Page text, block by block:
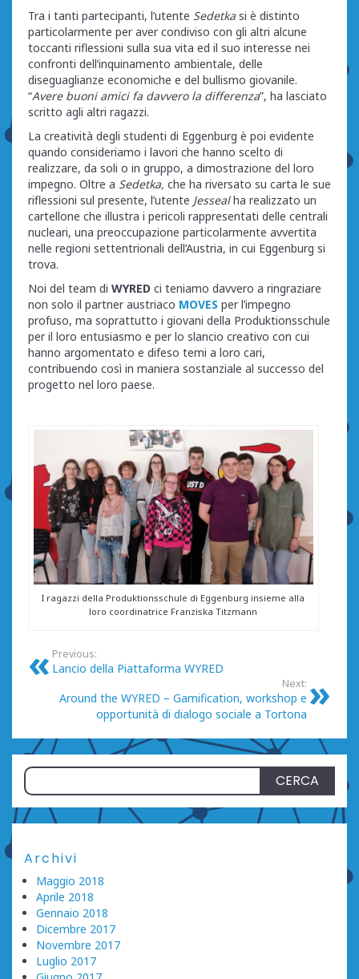
Tra i tanti partecipanti, l’utente Sedetka si è distinto
particolarmente per aver condiviso con gli altri alcune
toccanti riflessioni sulla sua vita ed il suo interesse nei
confronti dell’inquinamento ambientale, delle
diseguaglianze economiche e del bullismo giovanile.
“Avere buoni amici fa davvero la differenza”, ha lasciato
scritto agli altri ragazzi.
La creatività degli studenti di Eggenburg è poi evidente
quando consideriamo i lavori che hanno scelto di
realizzare, da soli o in gruppo, a dimostrazione del loro
impegno. Oltre a Sedetka, che ha riversato su carta le sue
riflessioni sul presente, l’utente Jessealha realizzato un
cartellone che illustra i pericoli rappresentati delle centrali
nucleari, una preoccupazione particolarmente avvertita
nelle regioni settentrionali dell’Austria, in cui Eggenburg si
trova.
Noi del team di WYRED ci teniamo davvero a ringraziare
non solo il partner austriaco MOVES per l’impegno
profuso, ma soprattutto i giovani della Produktionsschule
per il loro entusiasmo e per lo slancio creativo con cui
hanno argomentato e difeso temi a loro cari,
contribuendo così in maniera sostanziale al successo del
progetto nel loro paese.
I ragazzi della Produktionsschule di Eggenburg insieme alla
loro coordinatrice Franziska Titzmann
Previous:
Lancio della Piattaforma WYRED
Next:
Around the WYRED – Gamification, workshop e
opportunità di dialogo sociale a Tortona
Ricerca
per:
Archivi
Maggio 2018
Aprile 2018
Gennaio 2018
Dicembre 2017
Novembre 2017
Luglio 2017